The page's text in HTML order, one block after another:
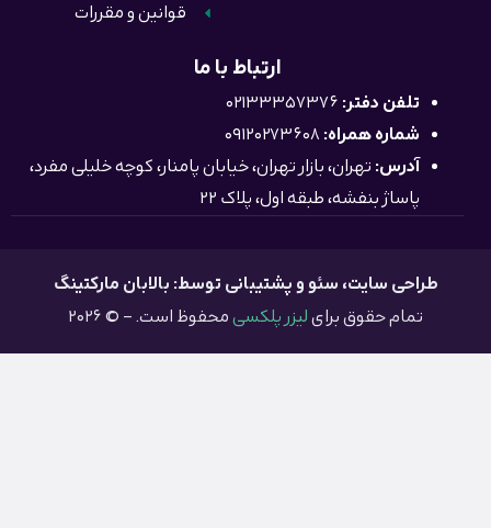
قوانین و مقررات
ارتباط با ما
تلفن دفتر: 02133357376
شماره همراه: 09120273608
آدرس: تهران، بازار تهران، خیابان پامنار، کوچه خلیلی مفرد،
پاساژ بنفشه، طبقه اول، پلاک 22
تمام حقوق برایلیزر پلکسیمحفوظ است. – © 2026
طراحی سایت، سئو و پشتیبانی توسط: بالابان مارکتینگ